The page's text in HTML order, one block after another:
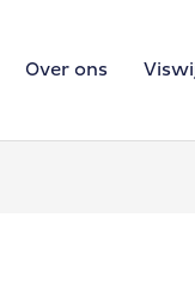
Over ons